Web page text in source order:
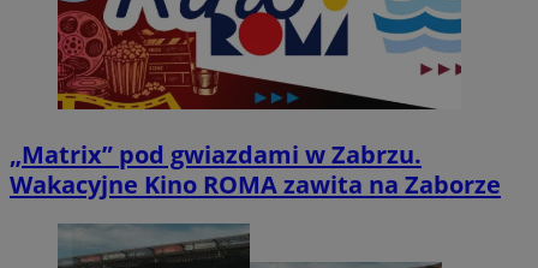
„Matrix” pod gwiazdami w Zabrzu.
Wakacyjne Kino ROMA zawita na Zaborze